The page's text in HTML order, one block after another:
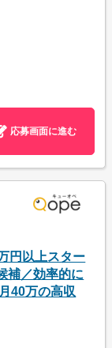
応募画面に進む
円以上スター
補／効率的に
40万の高収